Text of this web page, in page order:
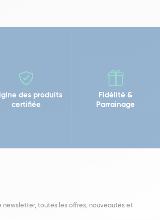
des produits
certifiée
Fidélité &
Parrainage
newsletter, toutes les offres, nouveautés et